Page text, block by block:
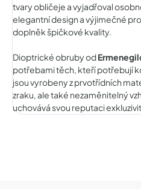
tvary obličeje a vyjadřoval
elegantní design a výjimečné
doplněk špičkové kvality.
Dioptrické obruby od
potřebami těch, kteří potřebují
jsou vyrobeny z prvotřídních
zraku, ale také nezaměnitelný
uchovává svou reputaci